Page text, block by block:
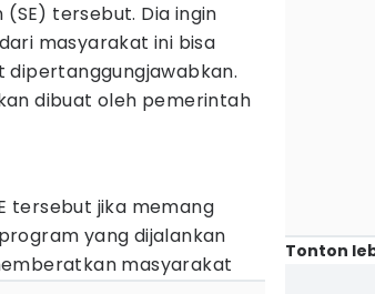
tersebut. Dia ingin
masyarakat ini bisa
dibuat oleh pemerintah
tersebut jika memang
yang dijalankan
masyarakat
Tonton